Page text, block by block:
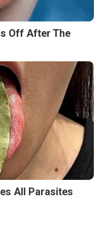
Off After The
All Parasites